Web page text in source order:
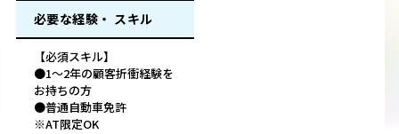
必要な経験・ スキル
【必須スキル】
●1～2年の顧客折衝経験を
お持ちの方
●普通自動車免許
※AT限定OK